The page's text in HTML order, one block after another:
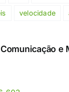
velocidade
e